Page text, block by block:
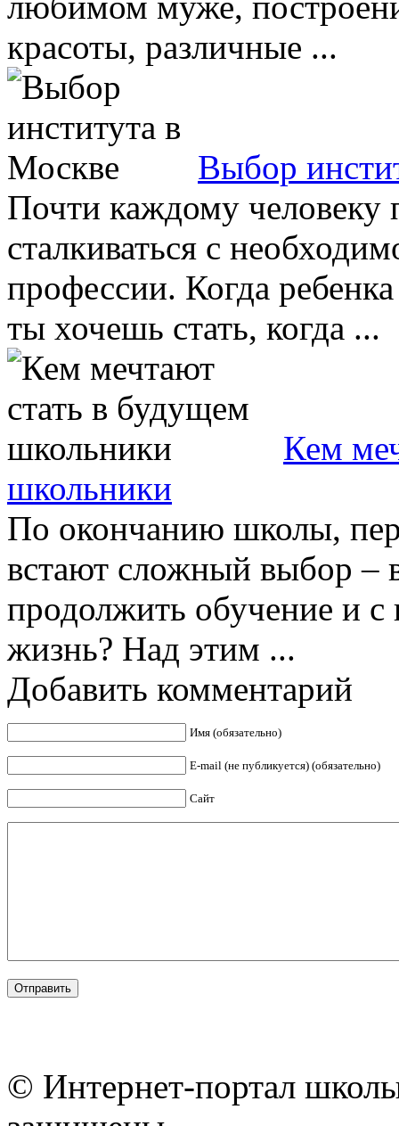
красоты, различные ...
Выбор
Почти каждому человеку
сталкиваться с
профессии. Когда
ты хочешь стать, когда ...
Кем
школьники
По окончанию школы,
встают сложный выбор –
продолжить обучение и с
жизнь? Над этим ...
Добавить комментарий
Имя (обязательно)
E-mail (не публикуется) (обязательно)
Сайт
© Интернет-портал